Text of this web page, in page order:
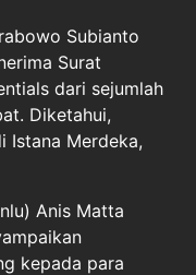
Subianto
Surat
dari sejumlah
Diketahui,
Istana Merdeka,
Anis Matta
kepada para